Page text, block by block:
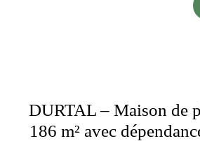
DURTAL – Maison de
186 m² avec